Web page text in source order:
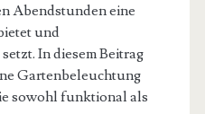
Abendstunden eine
und
In diesem Beitrag
Gartenbeleuchtung
sowohl funktional als